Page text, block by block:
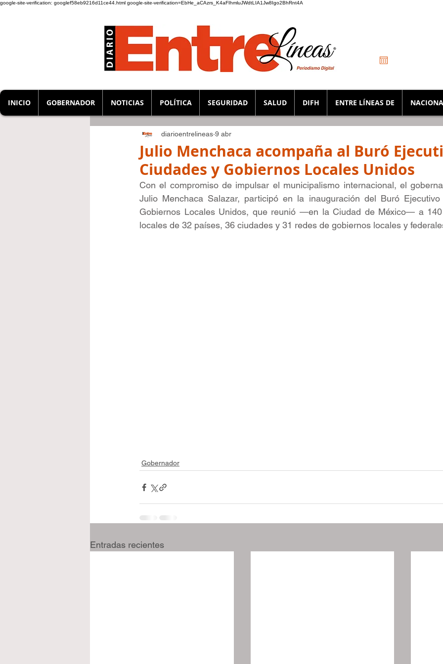
google-site-verification: googlef58eb9216d11ce44.html google-site-verification=EbHe_aCAzrs_K4aFIhmluJWdtLIA1Jw8Igo2BhRnt4A
INICIO GOBERNADOR NOTICIAS POLÍTICA SEGURIDAD SALUD DIFH ENTRE LÍNEAS DE
Julio Menchaca acompaña al Buró
Ciudades y Gobiernos Locales Unidos
diarioentrelineas 9 abr
Con el compromiso de impulsar el municipalismo internacional, el
Julio Menchaca Salazar, participó en la inauguración del Buró
Gobiernos Locales Unidos, que reunió —en la Ciudad de México— a 140
locales de 32 países, 36 ciudades y 31 redes de gobiernos locales y
Gobernador
Entradas recientes